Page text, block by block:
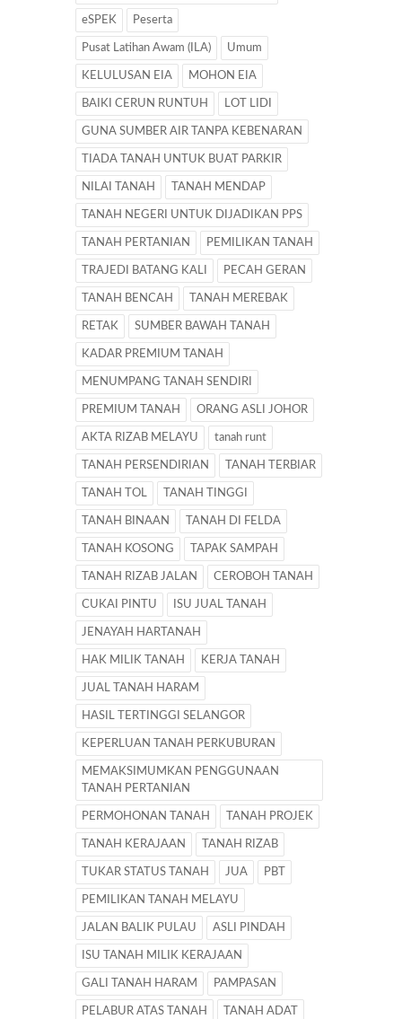
eSPEK Peserta
Pusat Latihan Awam (ILA) Umum
KELULUSAN EIA MOHON EIA
BAIKI CERUN RUNTUH LOT LIDI
GUNA SUMBER AIR TANPA KEBENARAN
TIADA TANAH UNTUK BUAT PARKIR
NILAI TANAH TANAH MENDAP
TANAH NEGERI UNTUK DIJADIKAN PPS
TANAH PERTANIAN PEMILIKAN TANAH
TRAJEDI BATANG KALI PECAH GERAN
TANAH BENCAH TANAH MEREBAK
RETAK SUMBER BAWAH TANAH
KADAR PREMIUM TANAH
MENUMPANG TANAH SENDIRI
PREMIUM TANAH ORANG ASLI JOHOR
AKTA RIZAB MELAYU tanah runt
TANAH PERSENDIRIAN TANAH TERBIAR
TANAH TOL TANAH TINGGI
TANAH BINAAN TANAH DI FELDA
TANAH KOSONG TAPAK SAMPAH
TANAH RIZAB JALAN CEROBOH TANAH
CUKAI PINTU ISU JUAL TANAH
JENAYAH HARTANAH
HAK MILIK TANAH KERJA TANAH
JUAL TANAH HARAM
HASIL TERTINGGI SELANGOR
KEPERLUAN TANAH PERKUBURAN
MEMAKSIMUMKAN PENGGUNAAN
TANAH PERTANIAN
PERMOHONAN TANAH TANAH PROJEK
TANAH KERAJAAN TANAH RIZAB
TUKAR STATUS TANAH JUA PBT
PEMILIKAN TANAH MELAYU
JALAN BALIK PULAU ASLI PINDAH
ISU TANAH MILIK KERAJAAN
GALI TANAH HARAM PAMPASAN
PELABUR ATAS TANAH TANAH ADAT